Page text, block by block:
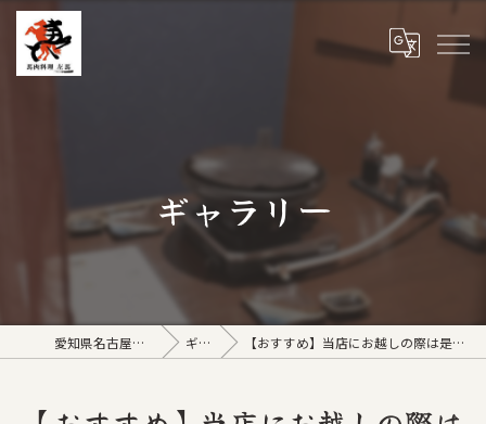
ギャラリー
愛知県名古屋市の居酒屋なら馬肉料理 左馬 ギャラリー 【おすすめ】当店にお越しの際は是非召し上がっていただきたい逸品！『馬刺五点盛り合わせ』